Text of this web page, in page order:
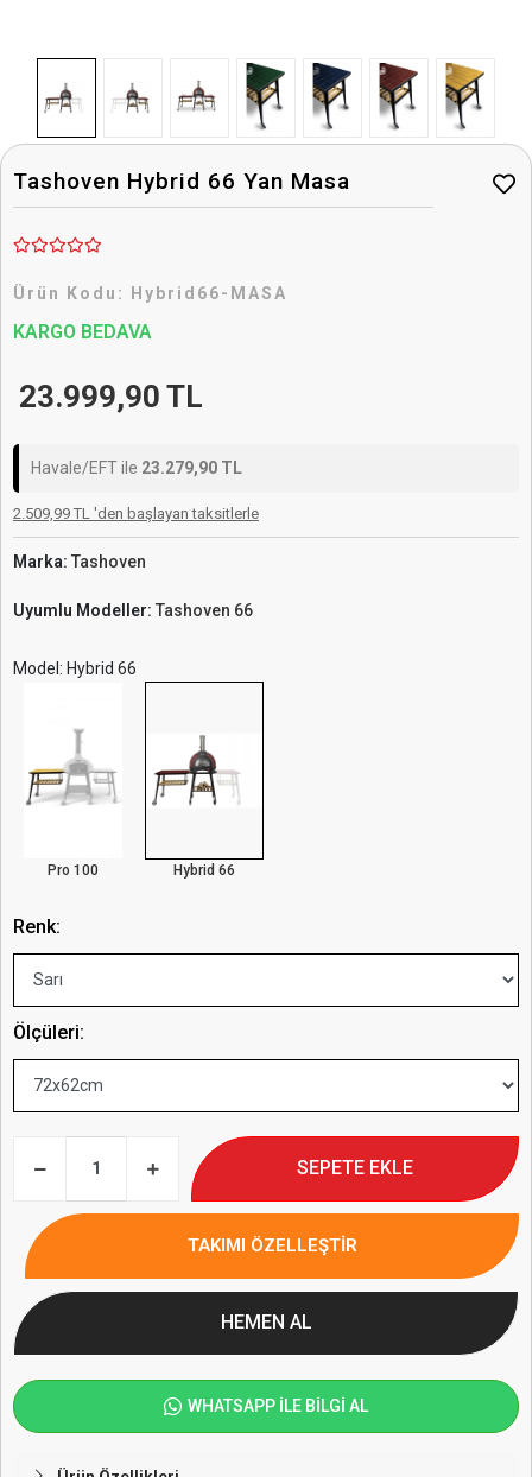
Tashoven Hybrid 66 Yan Masa
Ürün Kodu: Hybrid66-MASA
KARGO BEDAVA
23.999,90 TL
Havale/EFT ile 23.279,90 TL
2.509,99 TL 'den başlayan taksitlerle
Marka: Tashoven
Uyumlu Modeller: Tashoven 66
Model: Hybrid 66
Pro 100 Hybrid 66
Renk:
Ölçüleri:
SEPETE EKLE
TAKIMI ÖZELLEŞTİR
HEMEN AL
WHATSAPP İLE BİLGİ AL